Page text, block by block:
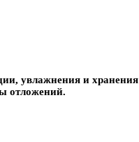
увлажнения и хранения
отложений.